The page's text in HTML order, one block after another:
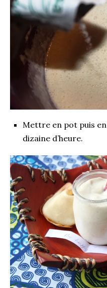
Mettre en pot puis
dizaine d’heure.